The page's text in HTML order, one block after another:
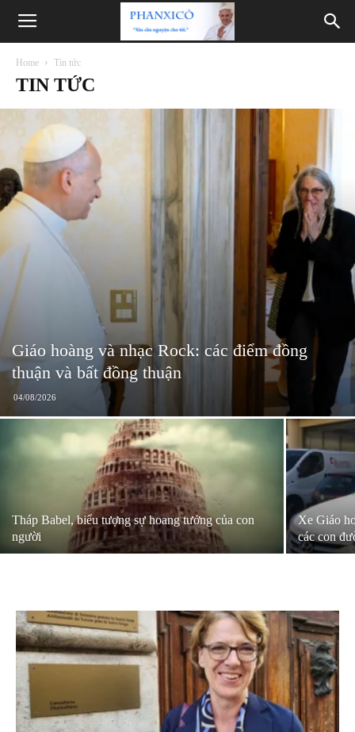
Phanxicô
Home Tin tức
TIN TỨC
Giáo hoàng và nhạc Rock: các điểm đồng
thuận và bất đồng thuận
04/08/2026
Tháp Babel, biểu tượng sự hoang tưởng của con
người
Xe Giáo
các con